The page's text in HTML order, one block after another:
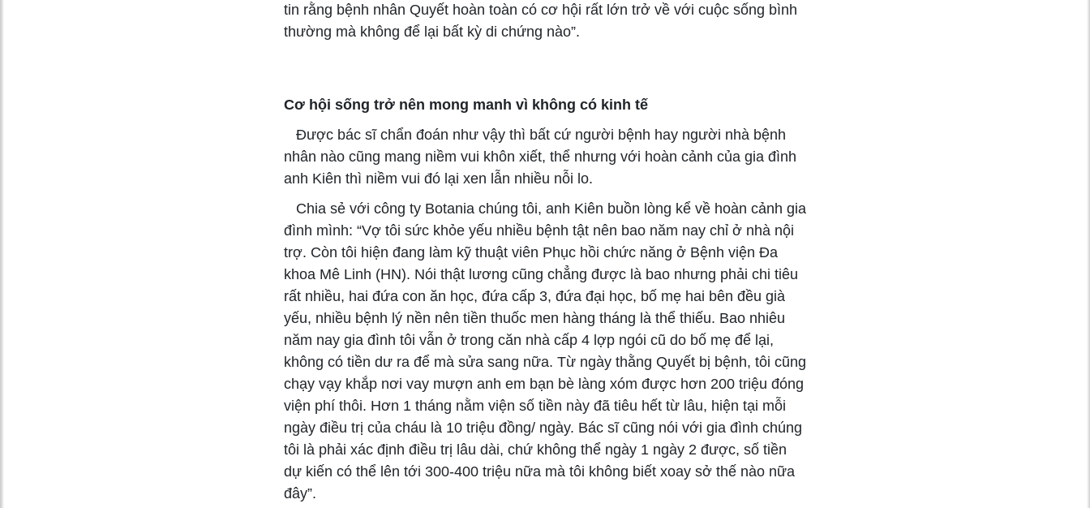
tin rằng bệnh nhân Quyết hoàn toàn có cơ hội rất lớn trở về với cuộc sống bình
thường mà không để lại bất kỳ di chứng nào”.
Cơ hội sống trở nên mong manh vì không có kinh tế
Được bác sĩ chẩn đoán như vậy thì bất cứ người bệnh hay người nhà bệnh
nhân nào cũng mang niềm vui khôn xiết, thể nhưng với hoàn cảnh của gia đình
anh Kiên thì niềm vui đó lại xen lẫn nhiều nỗi lo.
Chia sẻ với công ty Botania chúng tôi, anh Kiên buồn lòng kể về hoàn cảnh gia
đình mình: “Vợ tôi sức khỏe yếu nhiều bệnh tật nên bao năm nay chỉ ở nhà nội
trợ. Còn tôi hiện đang làm kỹ thuật viên Phục hồi chức năng ở Bệnh viện Đa
khoa Mê Linh (HN). Nói thật lương cũng chẳng được là bao nhưng phải chi tiêu
rất nhiều, hai đứa con ăn học, đứa cấp 3, đứa đại học, bố mẹ hai bên đều già
yếu, nhiều bệnh lý nền nên tiền thuốc men hàng tháng là thể thiếu. Bao nhiêu
năm nay gia đình tôi vẫn ở trong căn nhà cấp 4 lợp ngói cũ do bố mẹ để lại,
không có tiền dư ra để mà sửa sang nữa. Từ ngày thằng Quyết bị bệnh, tôi cũng
chạy vạy khắp nơi vay mượn anh em bạn bè làng xóm được hơn 200 triệu đóng
viện phí thôi. Hơn 1 tháng nằm viện số tiền này đã tiêu hết từ lâu, hiện tại mỗi
ngày điều trị của cháu là 10 triệu đồng/ ngày. Bác sĩ cũng nói với gia đình chúng
tôi là phải xác định điều trị lâu dài, chứ không thể ngày 1 ngày 2 được, số tiền
dự kiến có thể lên tới 300-400 triệu nữa mà tôi không biết xoay sở thế nào nữa
đây”.